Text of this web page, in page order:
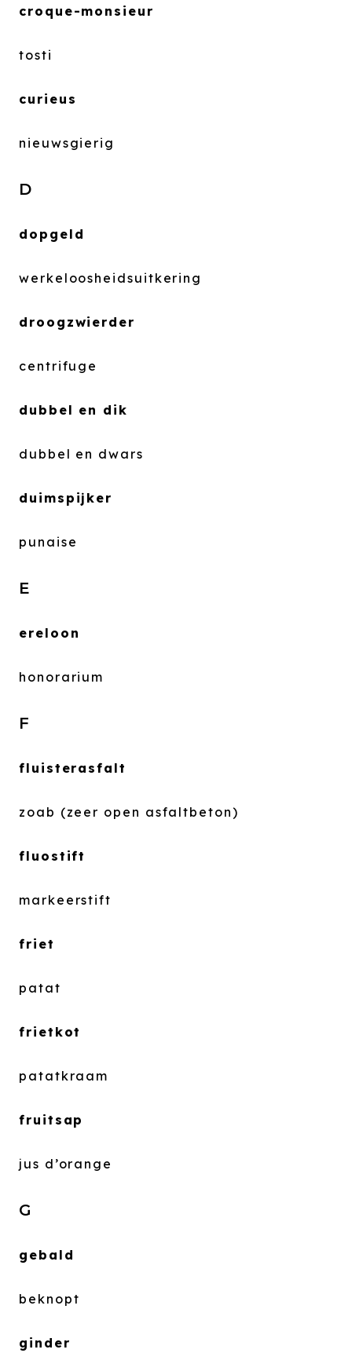
croque-monsieur
tosti
curieus
nieuwsgierig
D
dopgeld
werkeloosheidsuitkering
droogzwierder
centrifuge
dubbel en dik
dubbel en dwars
duimspijker
punaise
E
ereloon
honorarium
F
fluisterasfalt
zoab (zeer open asfaltbeton)
fluostift
markeerstift
friet
patat
frietkot
patatkraam
fruitsap
jus d’orange
G
gebald
beknopt
ginder